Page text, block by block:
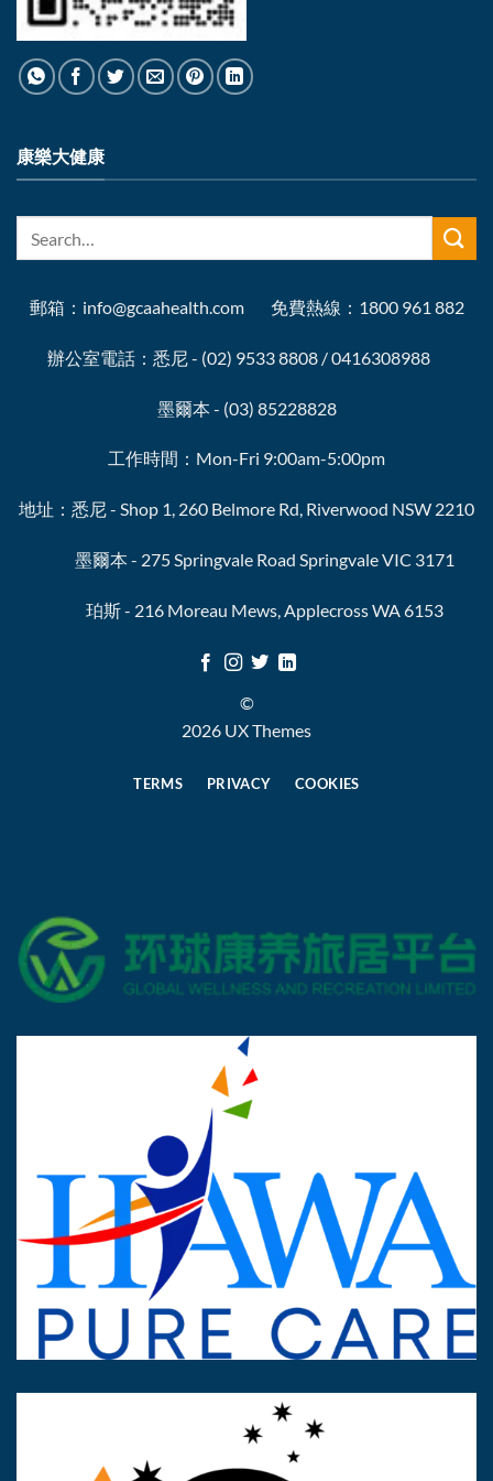
康樂大健康
郵箱：info@gcaahealth.com 免費熱線：1800 961 882
辦公室電話：悉尼 - (02) 9533 8808 / 0416308988
墨爾本 - (03) 85228828
工作時間：Mon-Fri 9:00am-5:00pm
地址：悉尼 - Shop 1, 260 Belmore Rd, Riverwood NSW 2210
墨爾本 - 275 Springvale Road Springvale VIC 3171
珀斯 - 216 Moreau Mews, Applecross WA 6153
©
2026 UX Themes
TERMS PRIVACY COOKIES